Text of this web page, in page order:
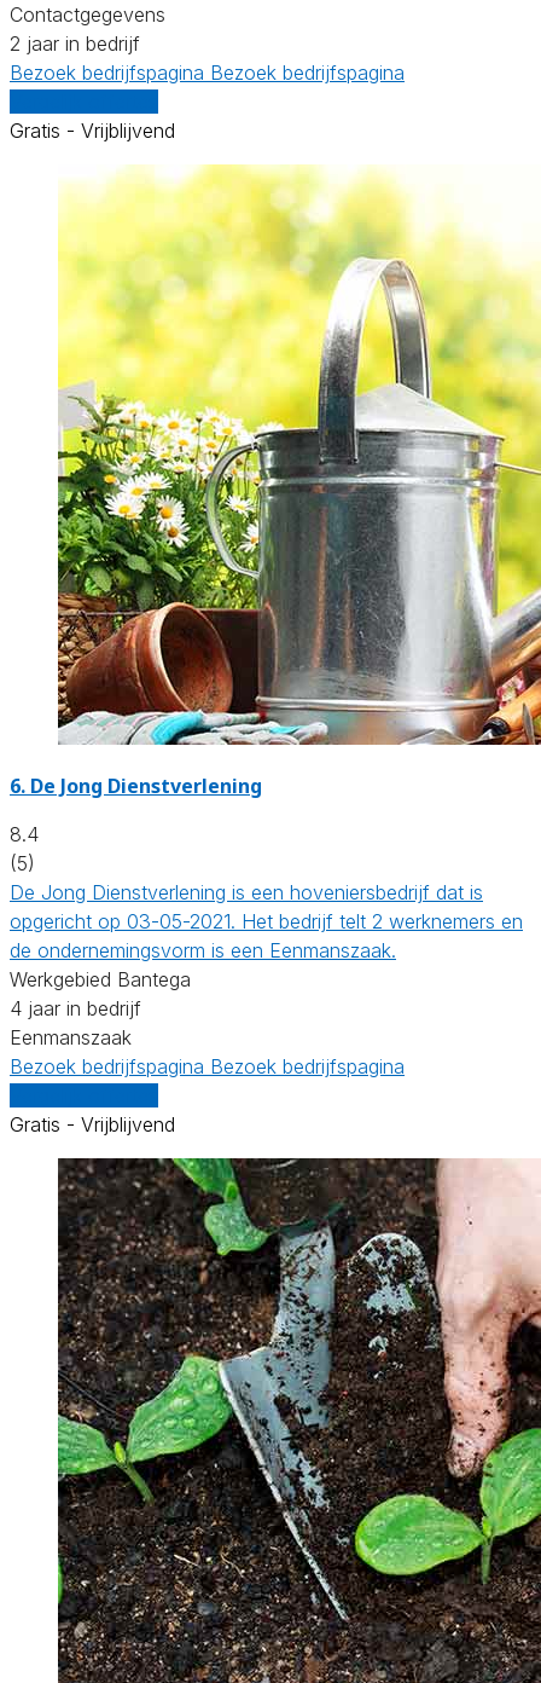
Contactgegevens
2 jaar in bedrijf
Bezoek bedrijfspagina Bezoek bedrijfspagina
Gratis - Vrijblijvend
6. De Jong Dienstverlening
8.4
(5)
De Jong Dienstverlening is een hoveniersbedrijf dat is
opgericht op 03-05-2021. Het bedrijf telt 2 werknemers en
de ondernemingsvorm is een Eenmanszaak.
Werkgebied Bantega
4 jaar in bedrijf
Eenmanszaak
Bezoek bedrijfspagina Bezoek bedrijfspagina
Gratis - Vrijblijvend